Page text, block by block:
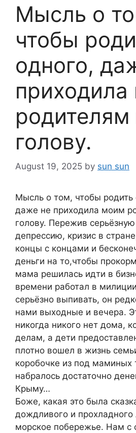
Мысль о
чтобы
одного,
родителям
голову.
August 19, 2025 by sun sun
Мысль о том, чтобы родить
даже не приходила моим
голову. Пережив
депрессию, кризис в
концы с концами и
деньги на то,чтобы
мама решилась идти в
времени работал в
серьёзно выпивать, он
нами выходные и вечера.
никогда никого нет дома,
делам, а дети
плотно вошел в жизнь
коробочке из под маминых
набралось достаточно
Крыму…
Боже, какая это была
дождливого и
морское побережье. Нам с